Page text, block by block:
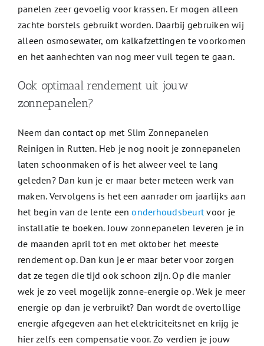
panelen zeer gevoelig voor krassen. Er mogen alleen
zachte borstels gebruikt worden. Daarbij gebruiken wij
alleen osmosewater, om kalkafzettingen te voorkomen
en het aanhechten van nog meer vuil tegen te gaan.
Ook optimaal rendement uit jouw
zonnepanelen?
Neem dan contact op met Slim Zonnepanelen
Reinigen in Rutten. Heb je nog nooit je zonnepanelen
laten schoonmaken of is het alweer veel te lang
geleden? Dan kun je er maar beter meteen werk van
maken. Vervolgens is het een aanrader om jaarlijks aan
het begin van de lente eenonderhoudsbeurtvoor je
installatie te boeken. Jouw zonnepanelen leveren je in
de maanden april tot en met oktober het meeste
rendement op. Dan kun je er maar beter voor zorgen
dat ze tegen die tijd ook schoon zijn. Op die manier
wek je zo veel mogelijk zonne-energie op. Wek je meer
energie op dan je verbruikt? Dan wordt de overtollige
energie afgegeven aan het elektriciteitsnet en krijg je
hier zelfs een compensatie voor. Zo verdien je jouw